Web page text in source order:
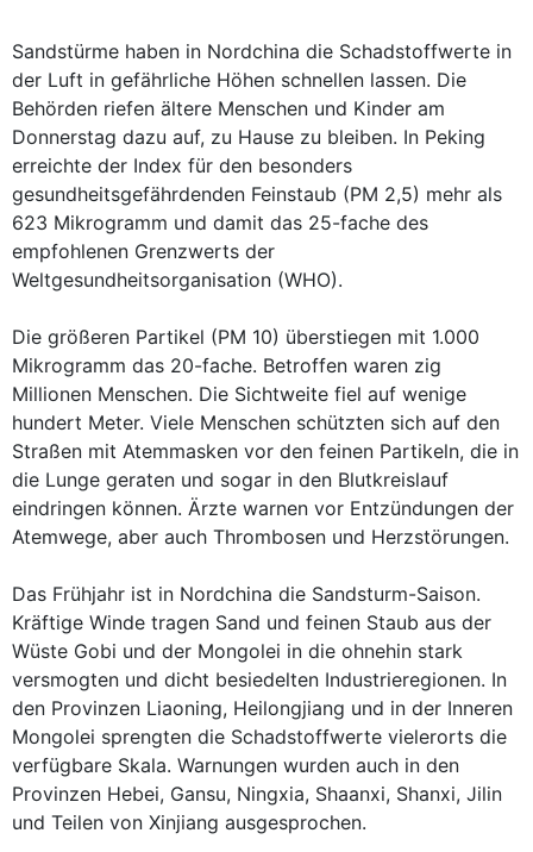
Sandstürme haben in Nordchina die Schadstoffwerte in
der Luft in gefährliche Höhen schnellen lassen. Die
Behörden riefen ältere Menschen und Kinder am
Donnerstag dazu auf, zu Hause zu bleiben. In Peking
erreichte der Index für den besonders
gesundheitsgefährdenden Feinstaub (PM 2,5) mehr als
623 Mikrogramm und damit das 25-fache des
empfohlenen Grenzwerts der
Weltgesundheitsorganisation (WHO).
Die größeren Partikel (PM 10) überstiegen mit 1.000
Mikrogramm das 20-fache. Betroffen waren zig
Millionen Menschen. Die Sichtweite fiel auf wenige
hundert Meter. Viele Menschen schützten sich auf den
Straßen mit Atemmasken vor den feinen Partikeln, die in
die Lunge geraten und sogar in den Blutkreislauf
eindringen können. Ärzte warnen vor Entzündungen der
Atemwege, aber auch Thrombosen und Herzstörungen.
Das Frühjahr ist in Nordchina die Sandsturm-Saison.
Kräftige Winde tragen Sand und feinen Staub aus der
Wüste Gobi und der Mongolei in die ohnehin stark
versmogten und dicht besiedelten Industrieregionen. In
den Provinzen Liaoning, Heilongjiang und in der Inneren
Mongolei sprengten die Schadstoffwerte vielerorts die
verfügbare Skala. Warnungen wurden auch in den
Provinzen Hebei, Gansu, Ningxia, Shaanxi, Shanxi, Jilin
und Teilen von Xinjiang ausgesprochen.